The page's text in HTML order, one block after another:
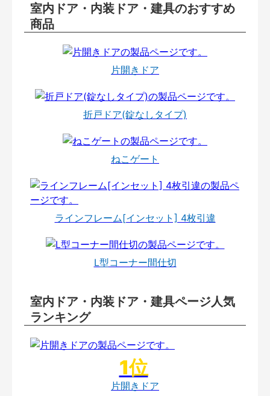
室内ドア・内装ドア・建具のおすすめ
商品
片開きドア
折戸ドア(錠なしタイプ)
ねこゲート
ラインフレーム[インセット] 4枚引違
L型コーナー間仕切
室内ドア・内装ドア・建具ページ人気
ランキング
片開きドア